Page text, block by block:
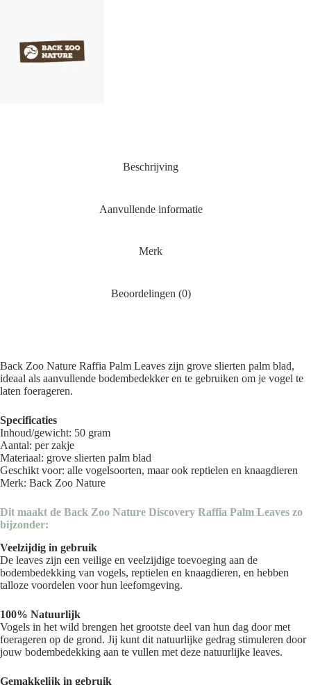
Beschrijving
Aanvullende informatie
Merk
Beoordelingen (0)
Back Zoo Nature Raffia Palm Leaves zijn grove slierten palm blad,
ideaal als aanvullende bodembedekker en te gebruiken om je vogel te
laten foerageren.
Specificaties
Inhoud/gewicht: 50 gram
Aantal: per zakje
Materiaal: grove slierten palm blad
Geschikt voor: alle vogelsoorten, maar ook reptielen en knaagdieren
Merk: Back Zoo Nature
Dit maakt de Back Zoo Nature Discovery Raffia Palm Leaves zo
bijzonder:
Veelzijdig in gebruik
De leaves zijn een veilige en veelzijdige toevoeging aan de
bodembedekking van vogels, reptielen en knaagdieren, en hebben
talloze voordelen voor hun leefomgeving.
100% Natuurlijk
Vogels in het wild brengen het grootste deel van hun dag door met
foerageren op de grond. Jij kunt dit natuurlijke gedrag stimuleren door
jouw bodembedekking aan te vullen met deze natuurlijke leaves.
Gemakkelijk in gebruik